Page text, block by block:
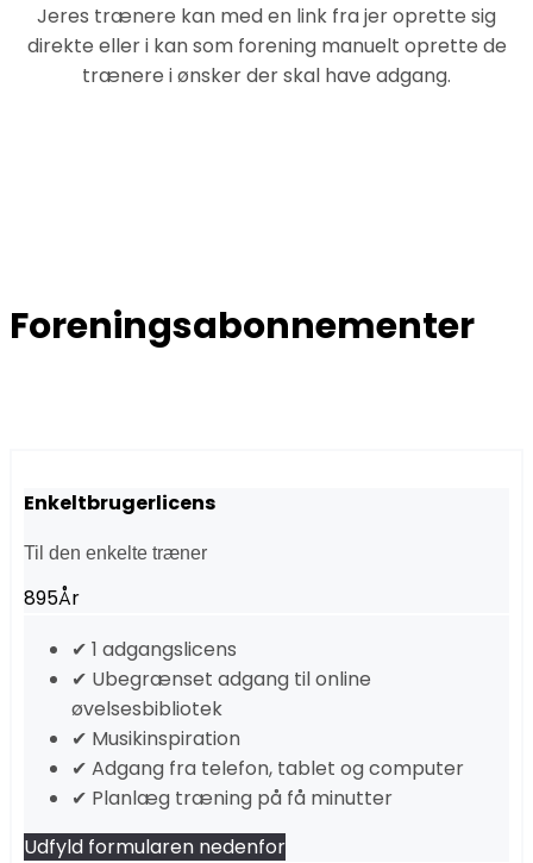
Jeres trænere kan med en link fra jer oprette sig
direkte eller i kan som forening manuelt oprette de
trænere i ønsker der skal have adgang.
Foreningsabonnementer
Enkeltbrugerlicens
Til den enkelte træner
895År
✔ 1 adgangslicens
✔ Ubegrænset adgang til online
øvelsesbibliotek
✔ Musikinspiration
✔ Adgang fra telefon, tablet og computer
✔ Planlæg træning på få minutter
Udfyld formularen nedenfor